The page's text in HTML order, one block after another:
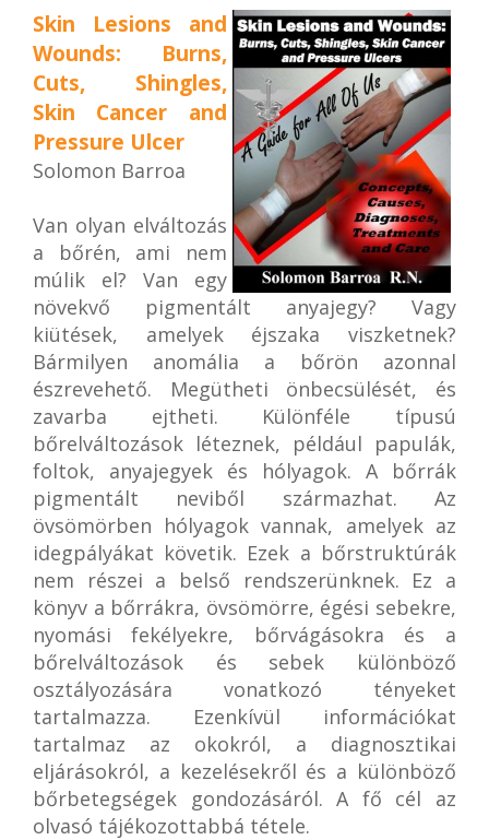
Skin Lesions and
Wounds: Burns,
Cuts, Shingles,
Skin Cancer and
Pressure Ulcer
Solomon Barroa
Van olyan elváltozás
a bőrén, ami nem
múlik el? Van egy
növekvő pigmentált anyajegy? Vagy
kiütések, amelyek éjszaka viszketnek?
Bármilyen anomália a bőrön azonnal
észrevehető. Megütheti önbecsülését, és
zavarba ejtheti. Különféle típusú
bőrelváltozások léteznek, például papulák,
foltok, anyajegyek és hólyagok. A bőrrák
pigmentált neviből származhat. Az
övsömörben hólyagok vannak, amelyek az
idegpályákat követik. Ezek a bőrstruktúrák
nem részei a belső rendszerünknek. Ez a
könyv a bőrrákra, övsömörre, égési sebekre,
nyomási fekélyekre, bőrvágásokra és a
bőrelváltozások és sebek különböző
osztályozására vonatkozó tényeket
tartalmazza. Ezenkívül információkat
tartalmaz az okokról, a diagnosztikai
eljárásokról, a kezelésekről és a különböző
bőrbetegségek gondozásáról. A fő cél az
olvasó tájékozottabbá tétele.